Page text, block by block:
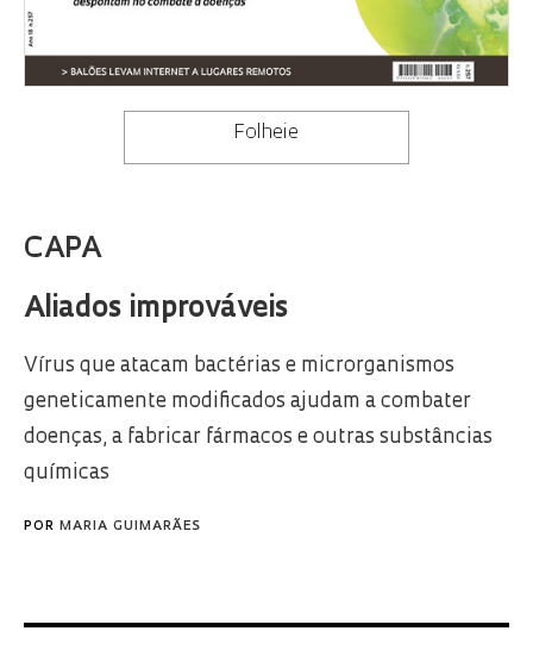
Folheie
CAPA
Aliados improváveis
Vírus que atacam bactérias e microrganismos
geneticamente modificados ajudam a combater
doenças, a fabricar fármacos e outras substâncias
químicas
POR MARIA GUIMARÃES